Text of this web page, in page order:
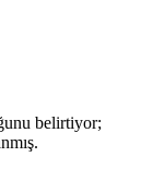
belirtiyor;